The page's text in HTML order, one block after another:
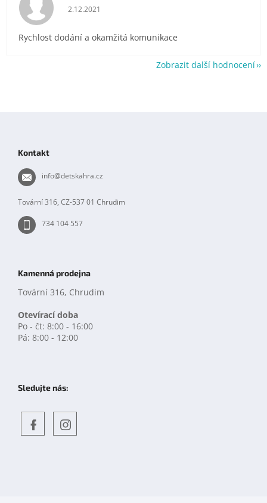
Hodnocení obchodu je 5 z 5 hvězdiček.
2.12.2021
Rychlost dodání a okamžitá komunikace
Zobrazit další hodnocení
Kontakt
info@detskahra.cz
Tovární 316, CZ-537 01 Chrudim
734 104 557
Kamenná prodejna
Tovární 316, Chrudim
Otevírací doba
Po - čt: 8:00 - 16:00
Pá: 8:00 - 12:00
Sledujte nás: